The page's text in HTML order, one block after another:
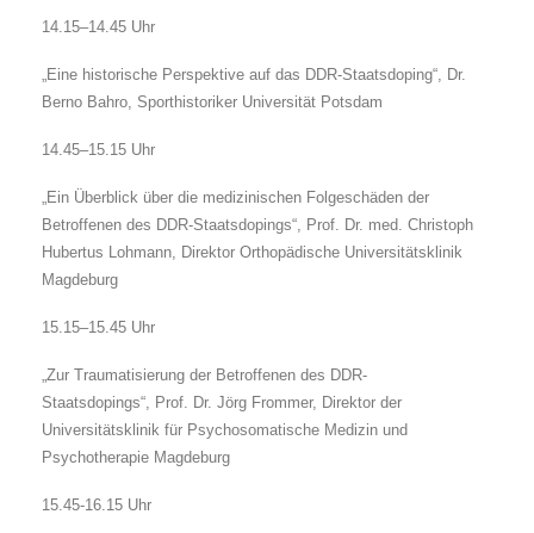
14.15–14.45 Uhr
„Eine historische Perspektive auf das DDR-Staatsdoping“, Dr.
Berno Bahro, Sporthistoriker Universität Potsdam
14.45–15.15 Uhr
„Ein Überblick über die medizinischen Folgeschäden der
Betroffenen des DDR-Staatsdopings“, Prof. Dr. med. Christoph
Hubertus Lohmann, Direktor Orthopädische Universitätsklinik
Magdeburg
15.15–15.45 Uhr
„Zur Traumatisierung der Betroffenen des DDR-
Staatsdopings“, Prof. Dr. Jörg Frommer, Direktor der
Universitätsklinik für Psychosomatische Medizin und
Psychotherapie Magdeburg
15.45-16.15 Uhr